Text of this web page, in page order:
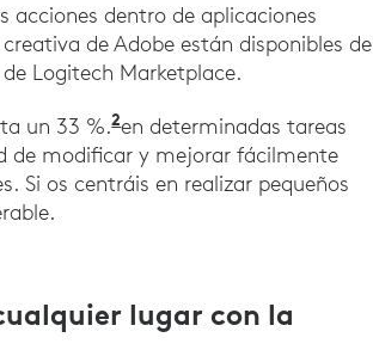
acciones dentro de aplicaciones
de Adobe están disponibles de
Logitech Marketplace.
un 33 %.2en determinadas tareas
de modificar y mejorar fácilmente
Si os centráis en realizar pequeños
lugar con la